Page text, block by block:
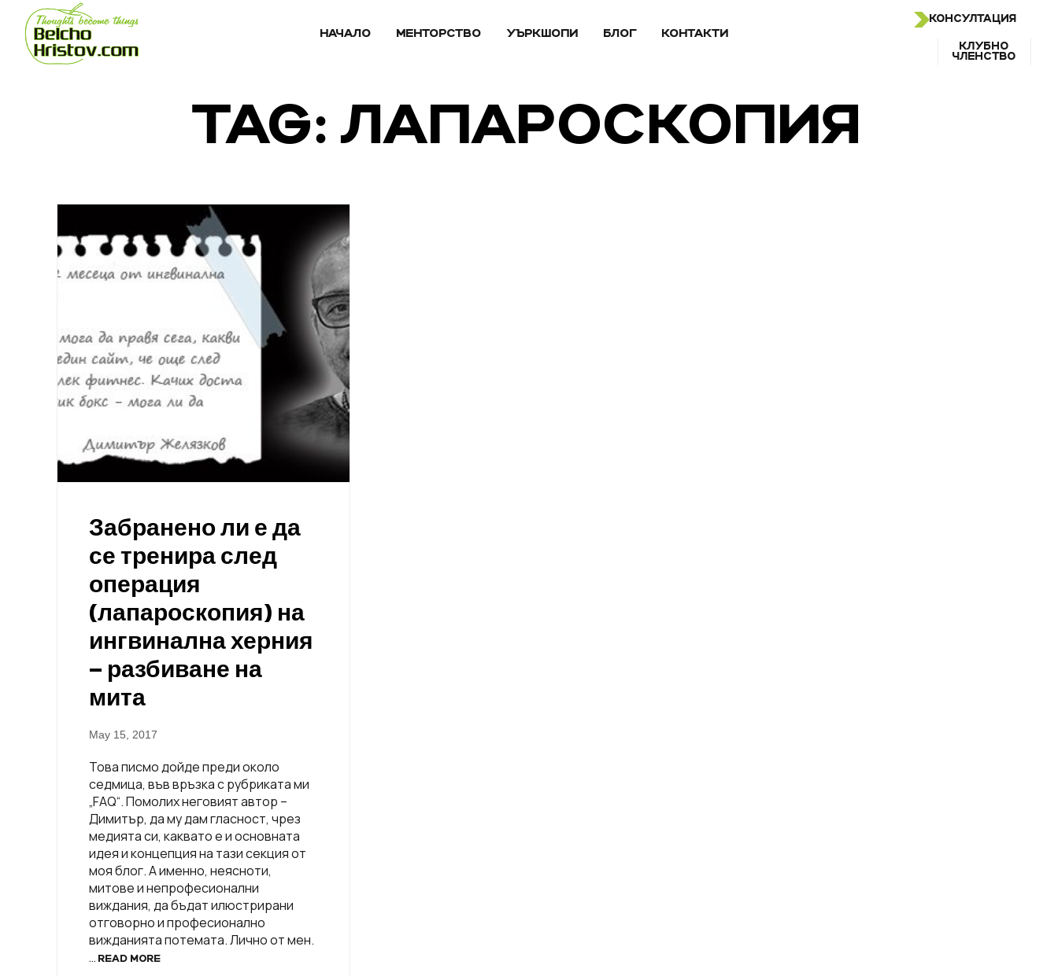
НАЧАЛО МЕНТОРСТВО УЪРКШОПИ БЛОГ КОНТАКТИ
КОНСУЛТАЦИЯ
КЛУБНО
ЧЛЕНСТВО
TAG: ЛАПАРОСКОПИЯ
Забранено ли е да
се тренира след
операция
(лапароскопия) на
ингвинална херния
– разбиване на
мита
May 15, 2017
Това писмо дойде преди около
седмица, във връзка с рубриката ми
„FAQ“. Помолих неговият автор –
Димитър, да му дам гласност, чрез
медията си, каквато е и основната
идея и концепция на тази секция от
моя блог. А именно, неясноти,
митове и непрофесионални
виждания, да бъдат илюстрирани
отговорно и професионално
вижданията потемата. Лично от мен.
… READ MORE